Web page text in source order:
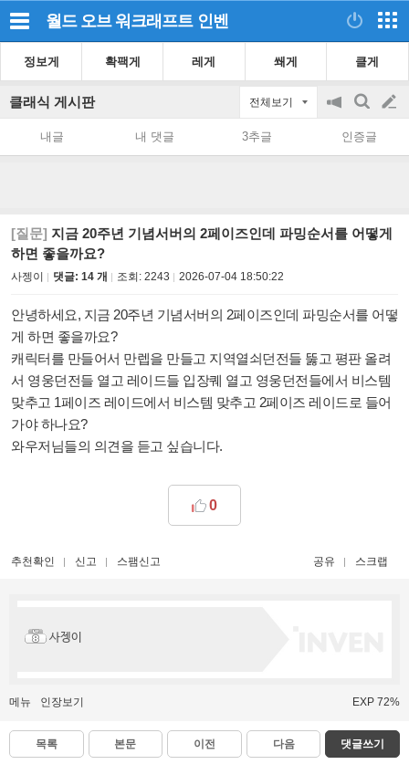
월드 오브 워크래프트 인벤
정보게 확팩게 레게 쐐게 클게
클래식 게시판 전체보기
공
on/off
검
색
글
쓰
내글 내 댓글 3추글 인증글
[질문] 지금 20주년 기념서버의 2페이즈인데 파밍순서를 어떻게
하면 좋을까요?
사젱이 댓글: 14 개 조회: 2243 2026-07-04 18:50:22
안녕하세요, 지금 20주년 기념서버의 2페이즈인데 파밍순서를 어떻
게 하면 좋을까요?
캐릭터를 만들어서 만렙을 만들고 지역열쇠던전들 뚫고 평판 올려
서 영웅던전들 열고 레이드들 입장퀘 열고 영웅던전들에서 비스템
맞추고 1페이즈 레이드에서 비스템 맞추고 2페이즈 레이드로 들어
가야 하나요?
와우저님들의 의견을 듣고 싶습니다.
0
추천확인 신고 스팸신고 공유 스크랩
사젱이
메뉴 인장보기 EXP 72%
목록 본문 이전 다음 댓글쓰기